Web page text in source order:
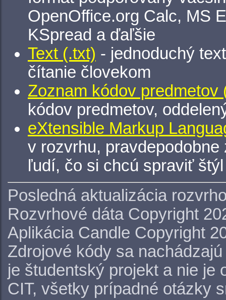
OpenOffice.org Calc, MS
KSpread a ďaľšie
Text (.txt) - jednoduchý
čítanie človekom
Zoznam kódov predmetov
kódov predmetov,
eXtensible Markup
v rozvrhu,
ľudí, čo si chcú spraviť
Posledná aktualizácia
Rozvrhové dáta Copyright
Aplikácia Candle Copyright
Zdrojové kódy sa
je študentský projekt a nie je
CIT, všetky prípadné otázky